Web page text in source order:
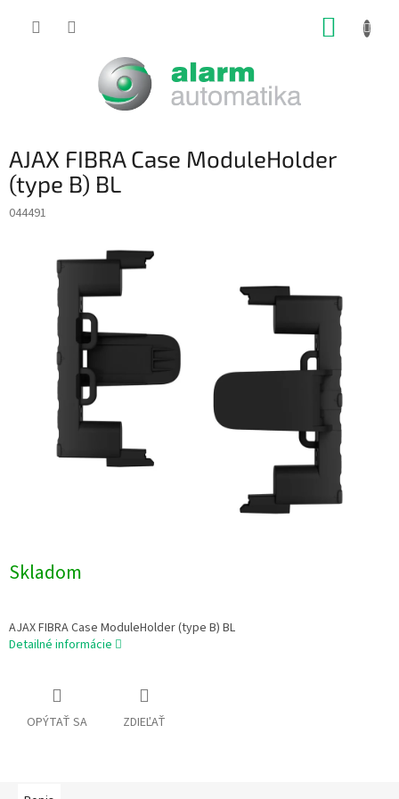
AJAX FIBRA Case ModuleHolder
(type B) BL
044491
Skladom
AJAX FIBRA Case ModuleHolder (type B) BL
Detailné informácie
OPÝTAŤ SA ZDIEĽAŤ